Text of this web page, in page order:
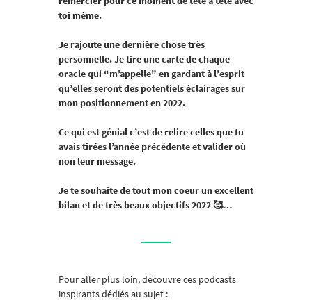
toi même.
Je rajoute une dernière chose très
personnelle. Je tire une carte de chaque
oracle qui “m’appelle” en gardant à l’esprit
qu’elles seront des potentiels éclairages sur
mon positionnement en 2022.
Ce qui est génial c’est de relire celles que tu
avais tirées l’année précédente et valider où
non leur message.
Je te souhaite de tout mon coeur un excellent
bilan et de très beaux objectifs 2022 🥰…
Pour aller plus loin, découvre ces podcasts
inspirants dédiés au sujet :